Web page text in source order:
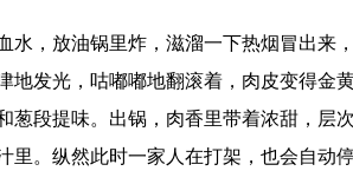
水，放油锅里炸，滋溜一下热烟冒出来
地发光，咕嘟嘟地翻滚着，肉皮变得金
葱段提味。出锅，肉香里带着浓甜，层
里。纵然此时一家人在打架，也会自动